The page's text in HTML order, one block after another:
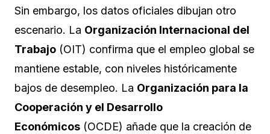
Sin embargo, los datos oficiales dibujan otro
escenario. La Organización Internacional del
Trabajo (OIT) confirma que el empleo global se
mantiene estable, con niveles históricamente
bajos de desempleo. La Organización para la
Cooperación y el Desarrollo
Económicos (OCDE) añade que la creación de